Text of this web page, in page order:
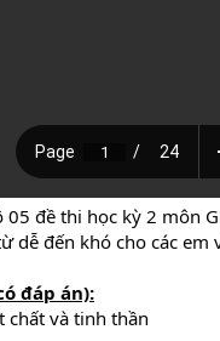
đề thi học kỳ 2 môn
dễ đến khó cho các em
đáp án):
chất và tinh thần